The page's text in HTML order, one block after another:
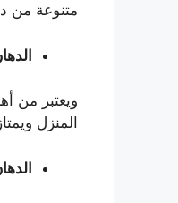
متنوعة من
ويعتبر من
المنزل